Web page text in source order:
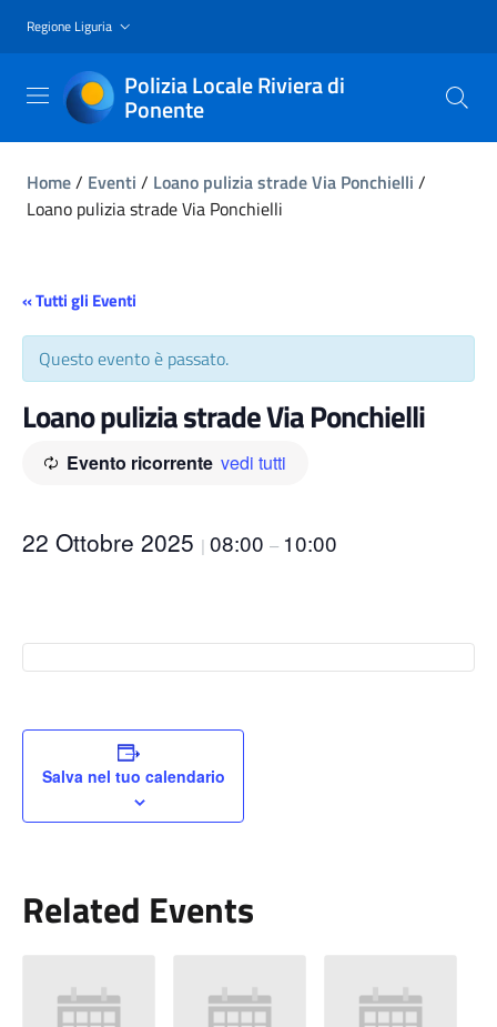
Regione Liguria
Polizia Locale Riviera di
Ponente
Home/ Eventi / Loano pulizia strade Via Ponchielli /
Loano pulizia strade Via Ponchielli
« Tutti gli Eventi
Questo evento è passato.
Loano pulizia strade Via Ponchielli
Evento ricorrente vedi tutti
22 Ottobre 2025 | 08:00 – 10:00
Salva nel tuo calendario
Related Events